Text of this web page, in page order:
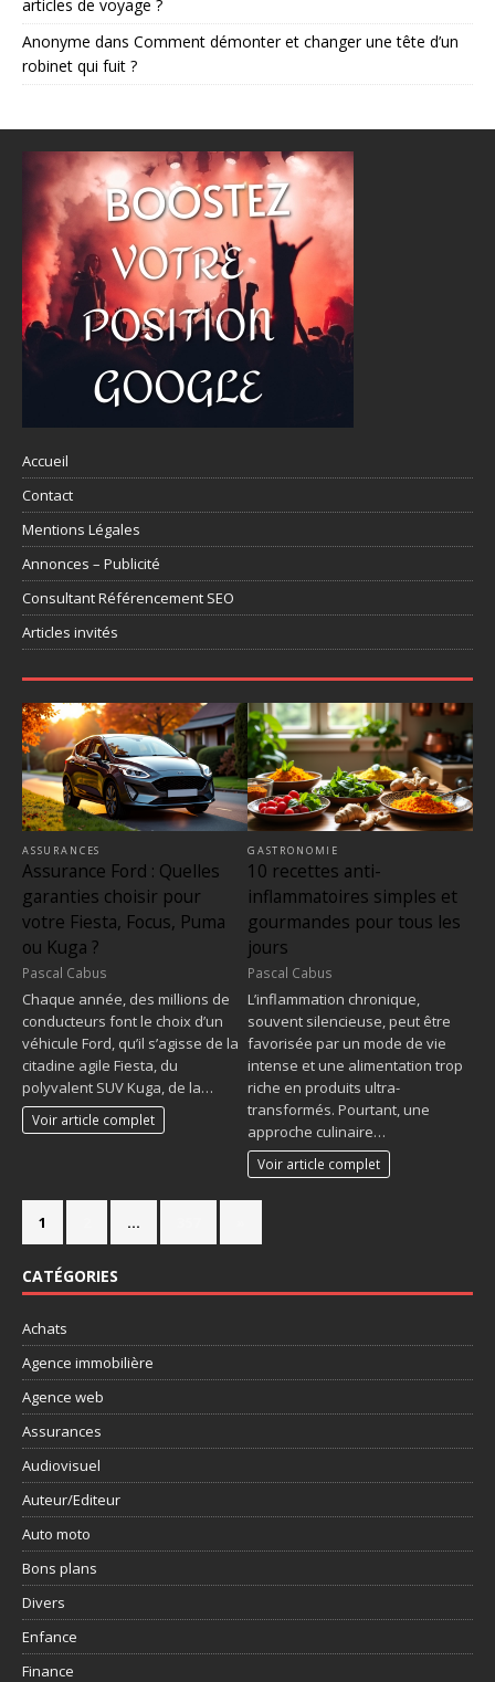
articles de voyage ?
Anonyme dans Comment démonter et changer une tête d’un
robinet qui fuit ?
Accueil
Contact
Mentions Légales
Annonces – Publicité
Consultant Référencement SEO
Articles invités
ASSURANCES
Assurance Ford : Quelles
garanties choisir pour
votre Fiesta, Focus, Puma
ou Kuga ?
Pascal Cabus
Chaque année, des millions de
conducteurs font le choix d’un
véhicule Ford, qu’il s’agisse de la
citadine agile Fiesta, du
polyvalent SUV Kuga, de la…
Voir article complet
GASTRONOMIE
10 recettes anti-
inflammatoires simples et
gourmandes pour tous les
jours
Pascal Cabus
L’inflammation chronique,
souvent silencieuse, peut être
favorisée par un mode de vie
intense et une alimentation trop
riche en produits ultra-
transformés. Pourtant, une
approche culinaire…
Voir article complet
1 …
CATÉGORIES
Achats
Agence immobilière
Agence web
Assurances
Audiovisuel
Auteur/Editeur
Auto moto
Bons plans
Divers
Enfance
Finance